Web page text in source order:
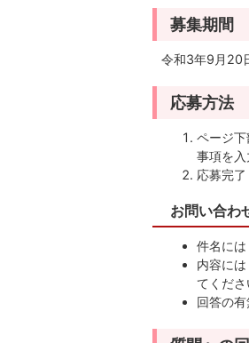
募集期間
令和3年9月20
応募方法
ページ
事項を入
応募完了
お問い合わ
件名には
内容に
てくださ
回答の